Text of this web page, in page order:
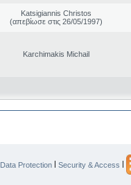
Katsigiannis Christos
(απεβίωσε στις 26/05/1997)
Karchimakis Michail
Data Protection | Security & Access |